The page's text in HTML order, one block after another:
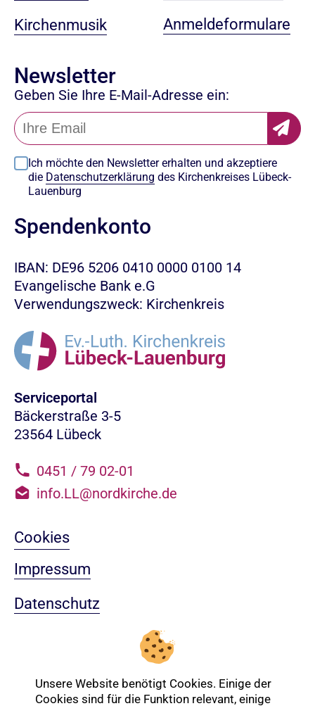
Kirchenmusik
Anmeldeformulare
Newsletter
Geben Sie Ihre E-Mail-Adresse ein:
Ich möchte den Newsletter erhalten und akzeptiere
die Datenschutzerklärung des Kirchenkreises Lübeck-
Lauenburg
Spendenkonto
IBAN: DE96 5206 0410 0000 0100 14
Evangelische Bank e.G
Verwendungszweck: Kirchenkreis
Serviceportal
Bäckerstraße 3-5
23564 Lübeck
0451 / 79 02-01
info.LL@nordkirche.de
Cookies
Impressum
Datenschutz
Nach oben
Unsere Website benötigt Cookies. Einige der
Cookies sind für die Funktion relevant, einige